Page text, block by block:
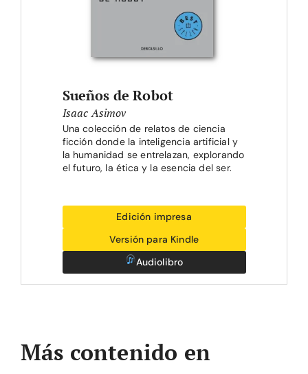
Sueños de Robot
Isaac Asimov
Una colección de relatos de ciencia
ficción donde la inteligencia artificial y
la humanidad se entrelazan, explorando
el futuro, la ética y la esencia del ser.
Edición impresa
Versión para Kindle
Audiolibro
Más contenido en